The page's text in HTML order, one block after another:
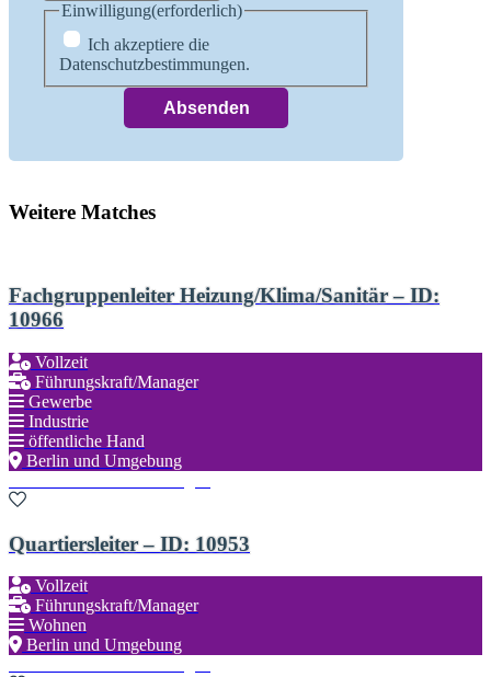
Einwilligung(erforderlich)
Ich akzeptiere die
Datenschutzbestimmungen.
Weitere Matches
Fachgruppenleiter Heizung/Klima/Sanitär – ID:
10966
Vollzeit
Führungskraft/Manager
Gewerbe
Industrie
öffentliche Hand
Berlin und Umgebung
Quartiersleiter – ID: 10953
Vollzeit
Führungskraft/Manager
Wohnen
Berlin und Umgebung